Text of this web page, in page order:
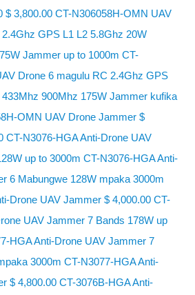
$ 3,800.00 CT-N306058H-OMN UAV
GPS L1 L2 5.8Ghz 20W
Jammer up to 1000m CT-
Drone 6 magulu RC 2.4Ghz GPS
900Mhz 175W Jammer kufika
OMN UAV Drone Jammer $
CT-N3076-HGA Anti-Drone UAV
up to 3000m CT-N3076-HGA ​​Anti-
6 Mabungwe 128W mpaka 3000m
Drone UAV Jammer $ 4,000.00 CT-
UAV Jammer 7 Bands 178W up
HGA Anti-Drone UAV Jammer 7
3000m CT-N3077-HGA Anti-
$ 4,800.00 CT-3076B-HGA Anti-